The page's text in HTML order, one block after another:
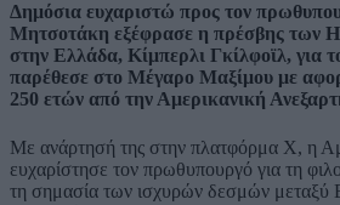
Δημόσια ευχαριστώ προς τον
Μητσοτάκη εξέφρασε η πρέσβης των
στην Ελλάδα, Κίμπερλι Γκίλφοϊλ, για
παρέθεσε στο Μέγαρο Μαξίμου με
250 ετών από την Αμερικανική
Με ανάρτησή της στην πλατφόρμα X, η
ευχαρίστησε τον πρωθυπουργό για τη
τη σημασία των ισχυρών δεσμών